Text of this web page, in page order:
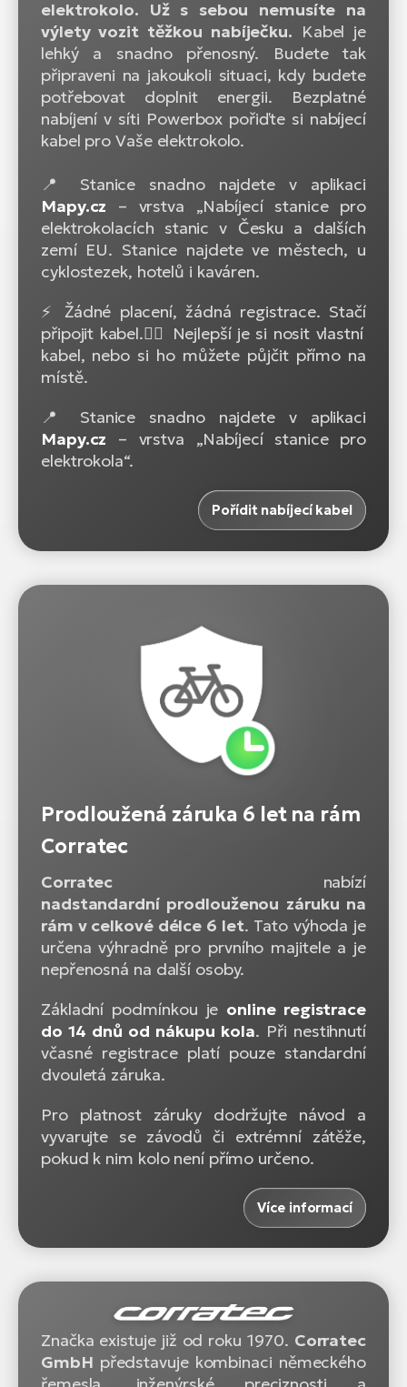
elektrokolo. Už s sebou nemusíte na
výlety vozit těžkou nabíječku. Kabel je
lehký a snadno přenosný. Budete tak
připraveni na jakoukoli situaci, kdy budete
potřebovat doplnit energii. Bezplatné
nabíjení v síti Powerbox pořiďte si nabíjecí
kabel pro Vaše elektrokolo.
📍 Stanice snadno najdete v aplikaci
Mapy.cz – vrstva „Nabíjecí stanice pro
elektrokolacích stanic v Česku a dalších
zemí EU. Stanice najdete ve městech, u
cyklostezek, hotelů i kaváren.
⚡ Žádné placení, žádná registrace. Stačí
připojit kabel.🚴‍♂️ Nejlepší je si nosit vlastní
kabel, nebo si ho můžete půjčit přímo na
místě.
📍 Stanice snadno najdete v aplikaci
Mapy.cz – vrstva „Nabíjecí stanice pro
elektrokola“.
Pořídit nabíjecí kabel
Prodloužená záruka 6 let na rám
Corratec
Corratec nabízí
nadstandardní prodlouženou záruku na
rám v celkové délce 6 let. Tato výhoda je
určena výhradně pro prvního majitele a je
nepřenosná na další osoby.
Základní podmínkou je online registrace
do 14 dnů od nákupu kola. Při nestihnutí
včasné registrace platí pouze standardní
dvouletá záruka.
Pro platnost záruky dodržujte návod a
vyvarujte se závodů či extrémní zátěže,
pokud k nim kolo není přímo určeno.
Více informací
Značka existuje již od roku 1970. Corratec
GmbH představuje kombinaci německého